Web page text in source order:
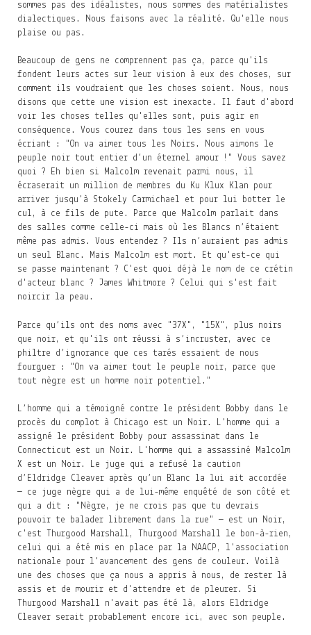
sommes pas des idéalistes, nous sommes des matérialistes
dialectiques. Nous faisons avec la réalité. Qu'elle nous
plaise ou pas.
Beaucoup de gens ne comprennent pas ça, parce qu'ils
fondent leurs actes sur leur vision à eux des choses, sur
comment ils voudraient que les choses soient. Nous, nous
disons que cette une vision est inexacte. Il faut d'abord
voir les choses telles qu'elles sont, puis agir en
conséquence. Vous courez dans tous les sens en vous
écriant : "On va aimer tous les Noirs. Nous aimons le
peuple noir tout entier d’un éternel amour !" Vous savez
quoi ? Eh bien si Malcolm revenait parmi nous, il
écraserait un million de membres du Ku Klux Klan pour
arriver jusqu'à Stokely Carmichael et pour lui botter le
cul, à ce fils de pute. Parce que Malcolm parlait dans
des salles comme celle-ci mais où les Blancs n’étaient
même pas admis. Vous entendez ? Ils n’auraient pas admis
un seul Blanc. Mais Malcolm est mort. Et qu'est-ce qui
se passe maintenant ? C'est quoi déjà le nom de ce crétin
d'acteur blanc ? James Whitmore ? Celui qui s'est fait
noircir la peau.
Parce qu’ils ont des noms avec "37X", "15X", plus noirs
que noir, et qu'ils ont réussi à s’incruster, avec ce
philtre d’ignorance que ces tarés essaient de nous
fourguer : "On va aimer tout le peuple noir, parce que
tout nègre est un homme noir potentiel."
L’homme qui a témoigné contre le président Bobby dans le
procès du complot à Chicago est un Noir. L'homme qui a
assigné le président Bobby pour assassinat dans le
Connecticut est un Noir. L'homme qui a assassiné Malcolm
X est un Noir. Le juge qui a refusé la caution
d’Eldridge Cleaver après qu’un Blanc la lui ait accordée
— ce juge nègre qui a de lui-même enquêté de son côté et
qui a dit : "Nègre, je ne crois pas que tu devrais
pouvoir te balader librement dans la rue" — est un Noir,
c'est Thurgood Marshall, Thurgood Marshall le bon-à-rien,
celui qui a été mis en place par la NAACP, l'association
nationale pour l'avancement des gens de couleur. Voilà
une des choses que ça nous a appris à nous, de rester là
assis et de mourir et d'attendre et de pleurer. Si
Thurgood Marshall n'avait pas été là, alors Eldridge
Cleaver serait probablement encore ici, avec son peuple.